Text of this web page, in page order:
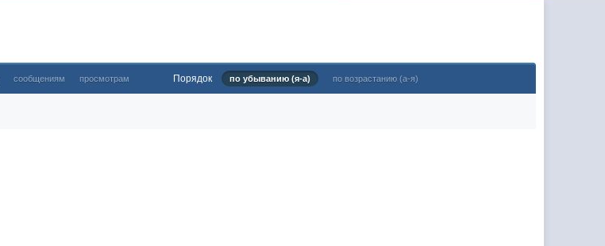
сообщениям просмотрам Порядок по убыванию (я-а) по возрастанию (а-я)